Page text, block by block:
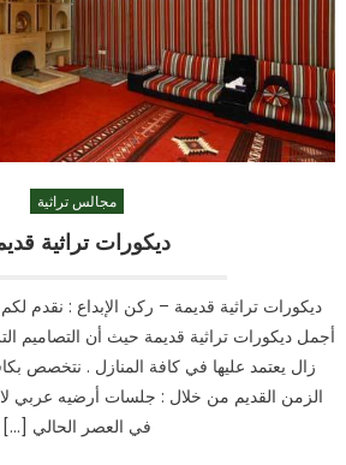
مجالس تراثية
ديكورات تراثية
ديكورات تراثية قديمة – ركن الإبداع : نقدم
أجمل ديكورات تراثية قديمة حيث أن التصاميم
زال يعتمد عليها في كافة المنازل . نتخصص
الزمن القديم من خلال : جلسات أرضيه عربي
في العصر الحالي […]